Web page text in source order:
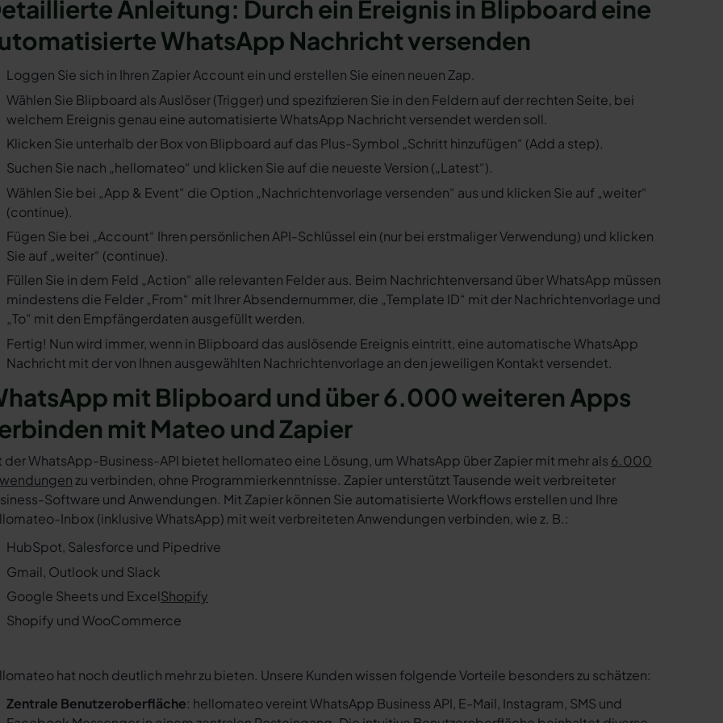
Anleitung: Durch ein Ereignis in Blipboard eine
WhatsApp Nachricht versenden
Loggen Sie sich in Ihren Zapier Account ein und erstellen Sie einen neuen Zap.
Wählen Sie Blipboard als Auslöser (Trigger) und spezifizieren Sie in den Feldern auf der rechten Seite, bei
welchem Ereignis genau eine automatisierte WhatsApp Nachricht versendet werden soll.
Klicken Sie unterhalb der Box von Blipboard auf das Plus-Symbol „Schritt hinzufügen“ (Add a step).
Suchen Sie nach „hellomateo“ und klicken Sie auf die neueste Version („Latest“).
Wählen Sie bei „App & Event“ die Option „Nachrichtenvorlage versenden“ aus und klicken Sie auf „weiter“
(continue).
Fügen Sie bei „Account“ Ihren persönlichen API-Schlüssel ein (nur bei erstmaliger Verwendung) und klicken
Sie auf „weiter“ (continue).
Füllen Sie in dem Feld „Action“ alle relevanten Felder aus. Beim Nachrichtenversand über WhatsApp müssen
mindestens die Felder „From“ mit Ihrer Absendernummer, die „Template ID“ mit der Nachrichtenvorlage und
„To“ mit den Empfängerdaten ausgefüllt werden.
Fertig! Nun wird immer, wenn in Blipboard das auslösende Ereignis eintritt, eine automatische WhatsApp
Nachricht mit der von Ihnen ausgewählten Nachrichtenvorlage an den jeweiligen Kontakt versendet.
mit Blipboard und über 6.000 weiteren Apps
mit Mateo und Zapier
der WhatsApp-Business-API bietet hellomateo eine Lösung, um WhatsApp über Zapier mit mehr als 6.000
zu verbinden, ohne Programmierkenntnisse. Zapier unterstützt Tausende weit verbreiteter
Software und Anwendungen. Mit Zapier können Sie automatisierte Workflows erstellen und Ihre
Inbox (inklusive WhatsApp) mit weit verbreiteten Anwendungen verbinden, wie z. B.:
HubSpot, Salesforce und Pipedrive
Gmail, Outlook und Slack
Google Sheets und ExcelShopify
Shopify und WooCommerce
hat noch deutlich mehr zu bieten. Unsere Kunden wissen folgende Vorteile besonders zu schätzen:
Zentrale Benutzeroberfläche: hellomateo vereint WhatsApp Business API, E-Mail, Instagram, SMS und